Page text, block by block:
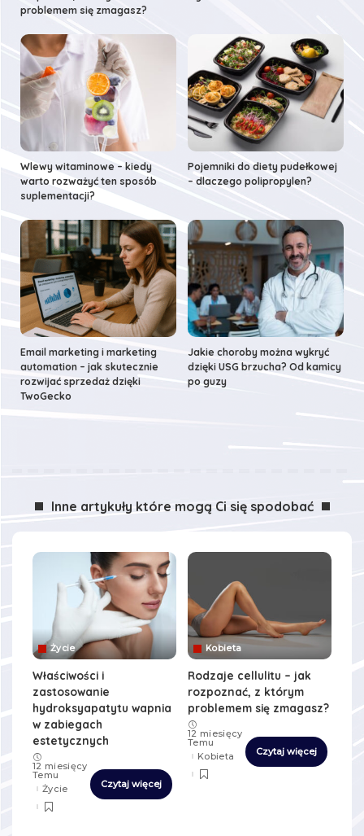
problemem się zmagasz?
Wlewy witaminowe – kiedy
warto rozważyć ten sposób
suplementacji?
Pojemniki do diety pudełkowej
– dlaczego polipropylen?
Email marketing i marketing
automation – jak skutecznie
rozwijać sprzedaż dzięki
TwoGecko
Jakie choroby można wykryć
dzięki USG brzucha? Od kamicy
po guzy
Inne artykuły które mogą Ci się spodobać
Życie
Właściwości i
zastosowanie
hydroksyapatytu wapnia
w zabiegach
estetycznych
12 miesięcy
Temu
Życie
Czytaj więcej
Kobieta
Rodzaje cellulitu – jak
rozpoznać, z którym
problemem się zmagasz?
12 miesięcy
Temu
Kobieta
Czytaj więcej